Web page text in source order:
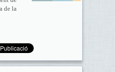
de la